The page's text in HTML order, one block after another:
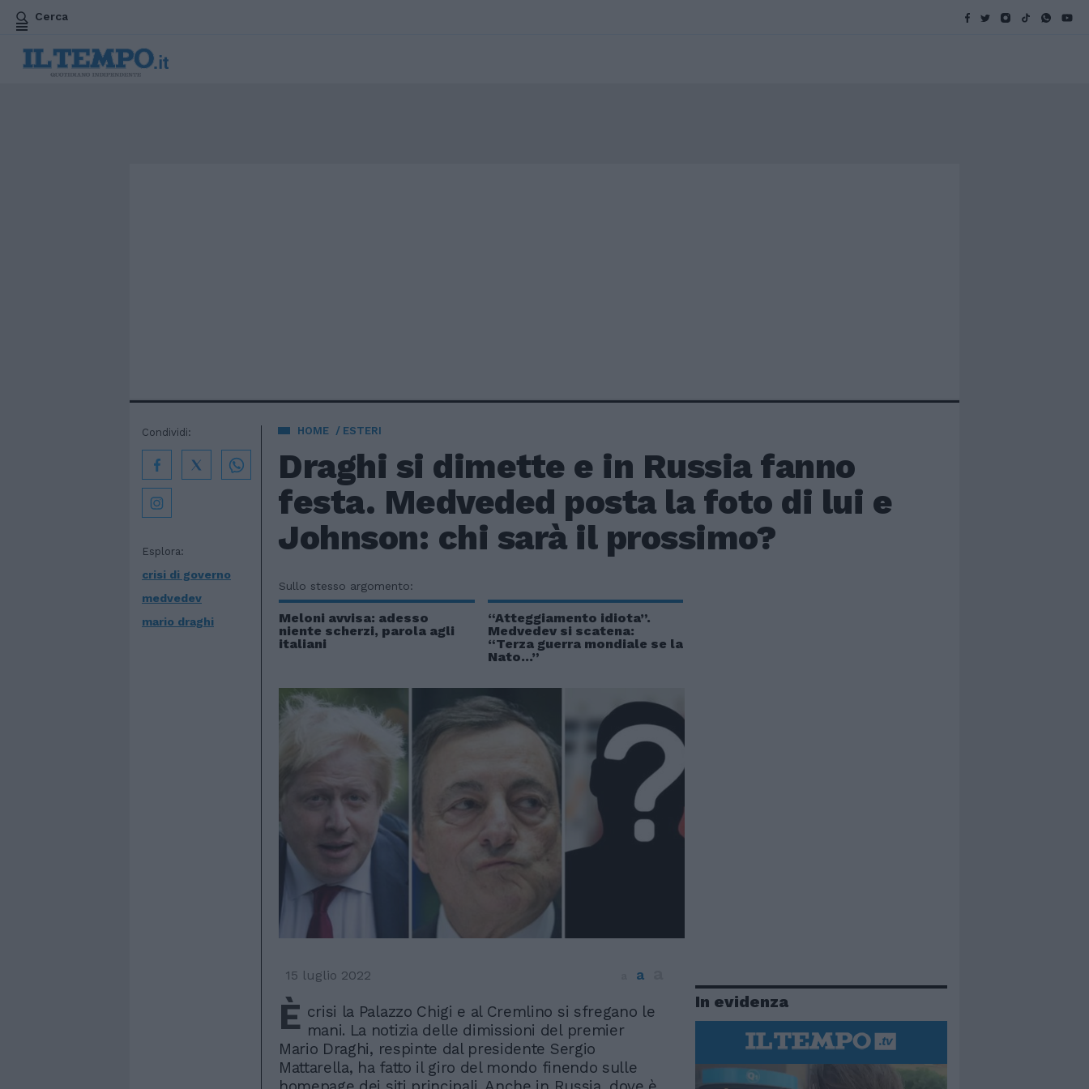
Cerca
HOME ESTERI
Draghi si dimette e in Russia fanno
festa. Medveded posta la foto di lui e
Johnson: chi sarà il prossimo?
Esplora:
crisi di governo
medvedev
mario draghi
Condividi:
Sullo stesso argomento:
Meloni avvisa: adesso
niente scherzi, parola agli
italiani
“Atteggiamento idiota”.
Medvedev si scatena:
“Terza guerra mondiale se la
Nato...”
15 luglio 2022 a
È crisi la Palazzo Chigi e al Cremlino si sfregano le
mani. La notizia delle dimissioni del premier
Mario Draghi, respinte dal presidente Sergio
Mattarella, ha fatto il giro del mondo finendo sulle
In evidenza